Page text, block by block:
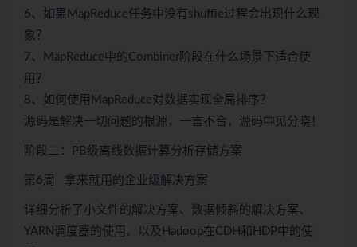
6、如果MapReduce任务中没有shuffle过程会出现什么现
象？
7、MapReduce中的Combiner阶段在什么场景下适合使
用？
8、如何使用MapReduce对数据实现全局排序？
源码是解决一切问题的根源，一言不合，源码中见分晓！
阶段二：PB级离线数据计算分析存储方案
第6周 拿来就用的企业级解决方案
详细分析了小文件的解决方案、数据倾斜的解决方案、
YARN调度器的使用、以及Hadoop在CDH和HDP中的使